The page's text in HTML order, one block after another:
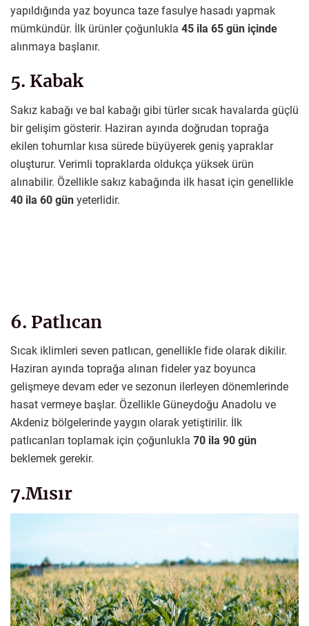
yapıldığında yaz boyunca taze fasulye hasadı yapmak
mümkündür. İlk ürünler çoğunlukla 45 ila 65 gün içinde
alınmaya başlanır.
5. Kabak
Sakız kabağı ve bal kabağı gibi türler sıcak havalarda güçlü
bir gelişim gösterir. Haziran ayında doğrudan toprağa
ekilen tohumlar kısa sürede büyüyerek geniş yapraklar
oluşturur. Verimli topraklarda oldukça yüksek ürün
alınabilir. Özellikle sakız kabağında ilk hasat için genellikle
40 ila 60 gün yeterlidir.
6. Patlıcan
Sıcak iklimleri seven patlıcan, genellikle fide olarak dikilir.
Haziran ayında toprağa alınan fideler yaz boyunca
gelişmeye devam eder ve sezonun ilerleyen dönemlerinde
hasat vermeye başlar. Özellikle Güneydoğu Anadolu ve
Akdeniz bölgelerinde yaygın olarak yetiştirilir. İlk
patlıcanları toplamak için çoğunlukla 70 ila 90 gün
beklemek gerekir.
7.Mısır